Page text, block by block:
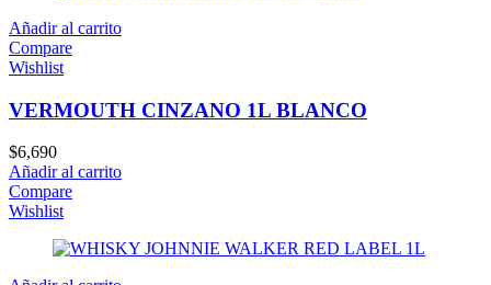
Añadir al carrito
Compare
Wishlist
VERMOUTH CINZANO 1L BLANCO
$6,690
Añadir al carrito
Compare
Wishlist